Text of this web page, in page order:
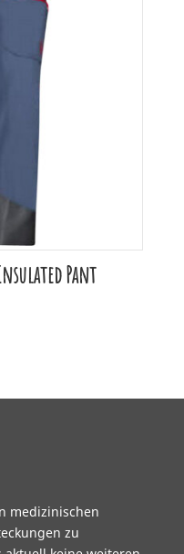
Pant
medizinischen
zu